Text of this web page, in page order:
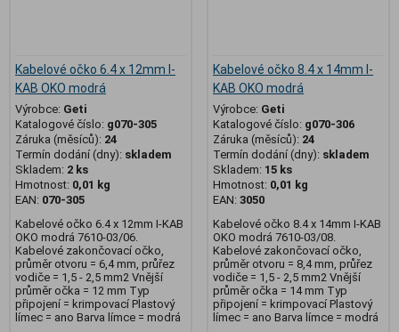
Kabelové očko 6.4 x 12mm I-
KAB OKO modrá
Výrobce: Geti
Katalogové číslo: g070-305
Záruka (měsíců): 24
Termín dodání (dny): skladem
Skladem: 2 ks
Hmotnost: 0,01 kg
EAN: 070-305
Kabelové očko 6.4 x 12mm I-KAB
OKO modrá 7610-03/06.
Kabelové zakončovací očko,
průměr otvoru = 6,4 mm, průřez
vodiče = 1,5 - 2,5 mm2 Vnější
průměr očka = 12 mm Typ
připojení = krimpovací Plastový
límec = ano Barva límce = modrá
Kabelové očko 8.4 x 14mm I-
KAB OKO modrá
Výrobce: Geti
Katalogové číslo: g070-306
Záruka (měsíců): 24
Termín dodání (dny): skladem
Skladem: 15 ks
Hmotnost: 0,01 kg
EAN: 3050
Kabelové očko 8.4 x 14mm I-KAB
OKO modrá 7610-03/08.
Kabelové zakončovací očko,
průměr otvoru = 8,4 mm, průřez
vodiče = 1,5 - 2,5 mm2 Vnější
průměr očka = 14 mm Typ
připojení = krimpovací Plastový
límec = ano Barva límce = modrá